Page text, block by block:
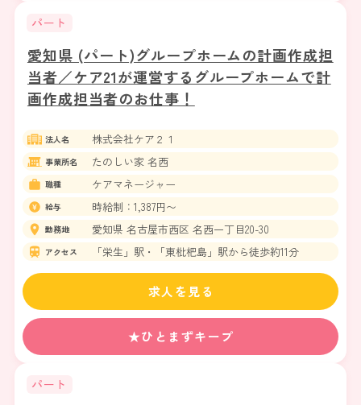
パート
愛知県 (パート)グループホームの計画作成担
当者／ケア21が運営するグループホームで計
画作成担当者のお仕事！
法人名 株式会社ケア２１
事業所名 たのしい家 名西
職種 ケアマネージャー
給与 時給制：1,387円〜
勤務地 愛知県 名古屋市西区 名西一丁目20-30
アクセス 「栄生」駅・「東枇杷島」駅から徒歩約11分
★ひとまずキープ
求人を見る
パート